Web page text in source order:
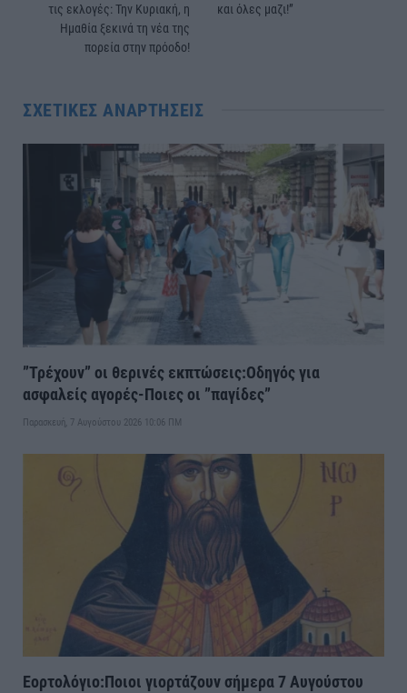
τις εκλογές: Την Κυριακή, η
Ημαθία ξεκινά τη νέα της
πορεία στην πρόοδο!
και όλες μαζι!”
ΣΧΕΤΙΚΈΣ ΑΝΑΡΤΉΣΕΙΣ
”Τρέχουν” οι θερινές εκπτώσεις:Οδηγός για
ασφαλείς αγορές-Ποιες οι ”παγίδες”
Παρασκευή, 7 Αυγούστου 2026 10:06 ΠΜ
Εορτολόγιο:Ποιοι γιορτάζουν σήμερα 7 Αυγούστου